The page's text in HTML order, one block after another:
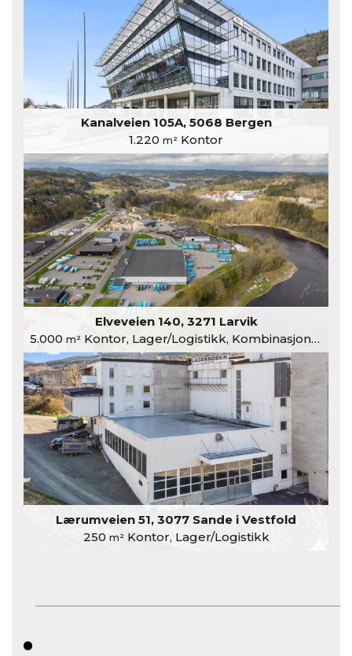
Kanalveien 105A, 5068 Bergen
1.220 m² Kontor
Elveveien 140, 3271 Larvik
5.000 m²Kontor, Lager/Logistikk, Kombinasjonslokaler
Lærumveien 51, 3077 Sande i Vestfold
250 m²Kontor, Lager/Logistikk